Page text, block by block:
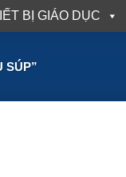
BỊ GIÁO DỤC
SÚP”